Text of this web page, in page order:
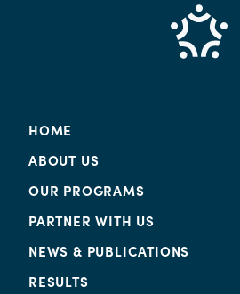
HOME
ABOUT US
OUR PROGRAMS
PARTNER WITH US
NEWS & PUBLICATIONS
RESULTS